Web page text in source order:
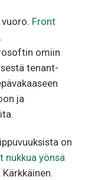
Front
omiin
tenant-
ja
on
nukkua yönsä